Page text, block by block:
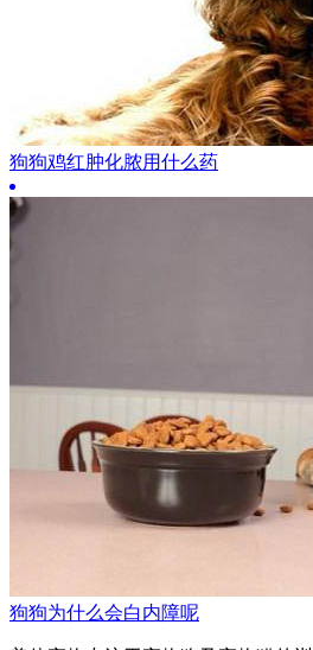
狗狗鸡红肿化脓用什么药
狗狗为什么会白内障呢